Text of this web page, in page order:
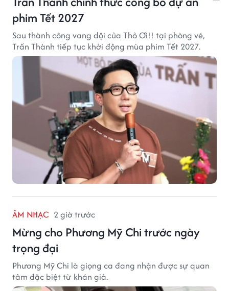
phim Tết 2027
Sau thành công vang dội của Thỏ Ơi!! tại phòng vé,
Trấn Thành tiếp tục khởi động mùa phim Tết 2027.
ÂM NHẠC 2 giờ trước
Mừng cho Phương Mỹ Chi trước ngày
trọng đại
Phương Mỹ Chi là giọng ca đang nhận được sự quan
tâm đặc biệt từ khán giả.